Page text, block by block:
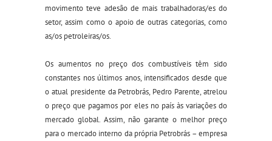
movimento teve adesão de mais trabalhadoras/es do
setor, assim como o apoio de outras categorias, como
as/os petroleiras/os.
Os aumentos no preço dos combustíveis têm sido
constantes nos últimos anos, intensificados desde que
o atual presidente da Petrobrás, Pedro Parente, atrelou
o preço que pagamos por eles no país às variações do
mercado global. Assim, não garante o melhor preço
para o mercado interno da própria Petrobrás – empresa